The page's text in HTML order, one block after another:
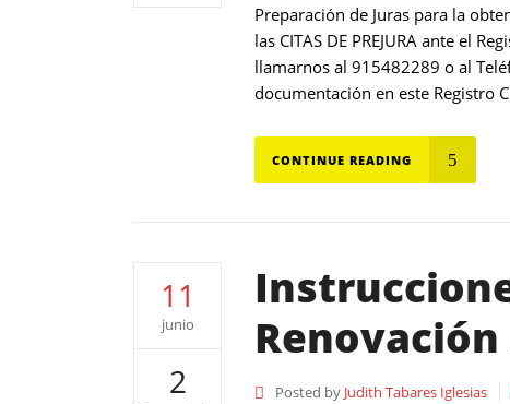
Preparación de Juras para la
las CITAS DE PREJURA ante el
llamarnos al 915482289 o al
documentación en este Registro
CONTINUE READING
11
junio
2 Posted by Judith Tabares Iglesias